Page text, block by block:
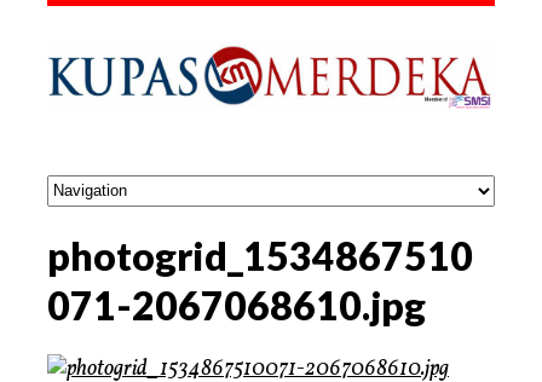
photogrid_1534867510
071-2067068610.jpg